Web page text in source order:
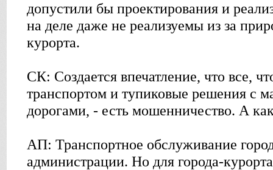
допустили бы проектирования и
на деле даже не реализуемы из за
курорта.
СК: Создается впечатление, что все,
транспортом и тупиковые решения с
дорогами, - есть мошенничество. А
АП: Транспортное обслуживание
администрации. Но для города-